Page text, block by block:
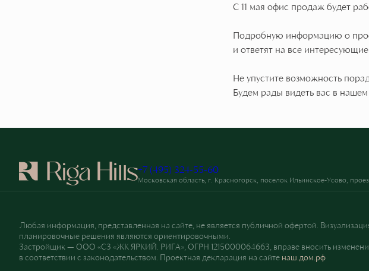
С 11 мая офис продаж будет
Подробную информацию о
и ответят на все
Не упустите возможность
Будем рады видеть вас в
+7 (495) 324-55-60
Московская область, г. Красногорск, поселок Ильинское-Усово,
Любая информация, представленная на сайте, не является публичной офертой.
планировочные решения являются ориентировочными.
Застройщик — ООО «СЗ «ЖК ЯРКИЙ. РИГА», ОГРН 1215000064663, вправе вносить
в соответствии с законодательством. Проектная декларация на сайте наш.дом.рф